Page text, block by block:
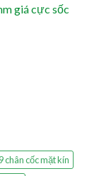
giá cực sốc
chân cốc mặt kín